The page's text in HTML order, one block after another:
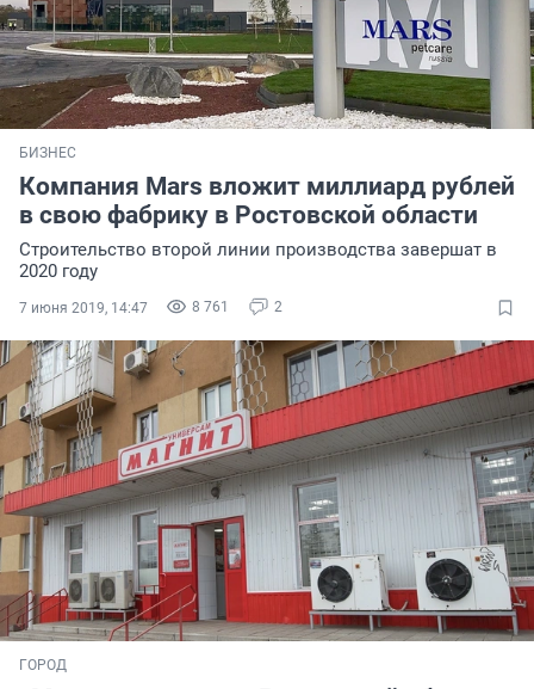
БИЗНЕС
Компания Mars вложит миллиард рублей
в свою фабрику в Ростовской области
Строительство второй линии производства завершат в
2020 году
8 761 2
7 июня 2019, 14:47
ГОРОД